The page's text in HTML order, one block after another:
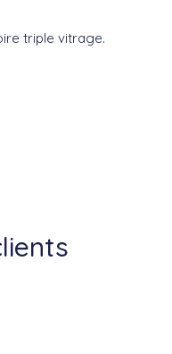
triple vitrage.